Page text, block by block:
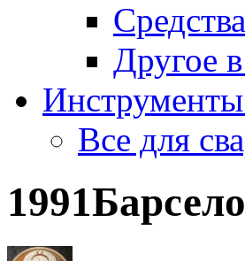
Другое
Все для